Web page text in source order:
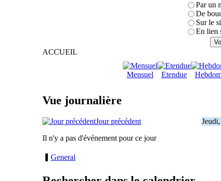
Par un
De
Sur le
En lien
ACCUEIL
Mensuel Etendue
Vue journalière
Jour précédent
Il n'y a pas d'événement pour ce jour
General